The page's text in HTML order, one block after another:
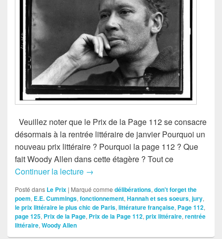
Veuillez noter que le Prix de la Page 112 se consacre
désormais à la rentrée littéraire de janvier Pourquoi un
nouveau prix littéraire ? Pourquoi la page 112 ? Que
fait Woody Allen dans cette étagère ? Tout ce
Continuer la lecture What is it ?
→
Posté dans Le Prix | Marqué comme délibérations, don't forget the
poem, E.E. Cummings, fonctionnement, Hannah et ses soeurs, jury,
le prix littéraire le plus chic de Paris, littérature française, Page 112,
page 125, Prix de la Page, Prix de la Page 112, prix littéraire, rentrée
littéraire, Woody Allen